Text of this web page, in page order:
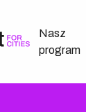
Nasz
program